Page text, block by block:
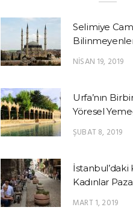
Selimiye
NISAN 19, 2019
Urfa’nın
Yöresel
ŞUBAT 8, 2019
İstanbul’daki
Kadınlar
MART 1, 2019